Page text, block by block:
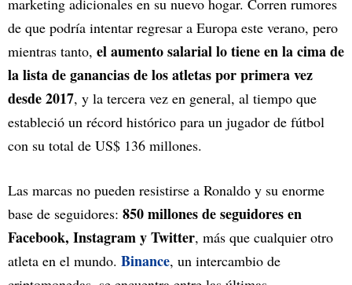
marketing adicionales en su nuevo hogar. Corren rumores
de que podría intentar regresar a Europa este verano, pero
mientras tanto, el aumento salarial lo tiene en la cima de
la lista de ganancias de los atletas por primera vez
desde 2017, y la tercera vez en general, al tiempo que
estableció un récord histórico para un jugador de fútbol
con su total de US$ 136 millones.
Las marcas no pueden resistirse a Ronaldo y su enorme
base de seguidores: 850 millones de seguidores en
Facebook, Instagram y Twitter, más que cualquier otro
atleta en el mundo. Binance, un intercambio de